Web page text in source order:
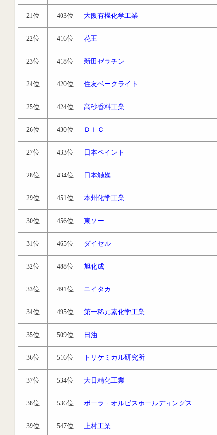
21位 403位 大阪有機化学工業
22位 416位 花王
23位 418位 新田ゼラチン
24位 420位 住友ベークライト
25位 424位 高砂香料工業
26位 430位 ＤＩＣ
27位 433位 日本ペイント
28位 434位 日本触媒
29位 451位 本州化学工業
30位 456位 東ソー
31位 465位 ダイセル
32位 488位 旭化成
33位 491位 ニイタカ
34位 495位 第一稀元素化学工業
35位 509位 日油
36位 516位 トリケミカル研究所
37位 534位 大日精化工業
38位 536位 ポーラ・オルビスホールディングス
39位 547位 上村工業